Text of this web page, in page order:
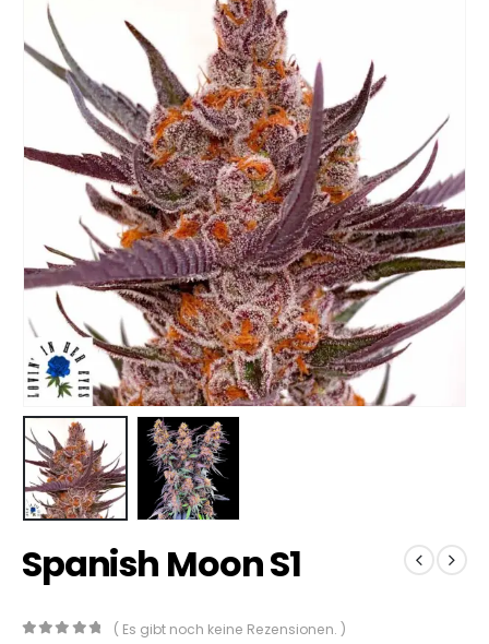
Spanish Moon S1
( Es gibt noch keine Rezensionen. )